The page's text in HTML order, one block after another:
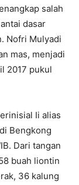
salah
dasar
Nofri Mulyadi
mas, menjadi
2017 pukul
Ii alias
Bengkong
Dari tangan
buah liontin
36 kalung